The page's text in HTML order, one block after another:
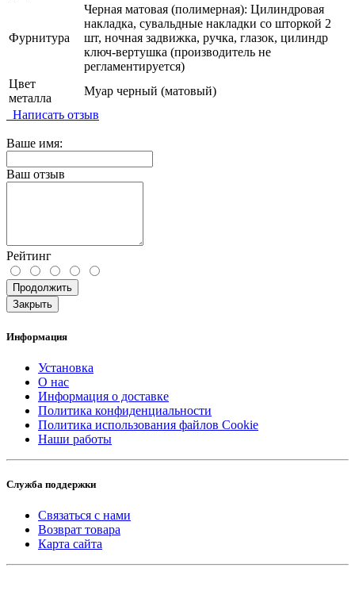
Фурнитура
Черная матовая (полимерная): Цилиндровая
накладка, сувальдные накладки со шторкой 2
шт, ночная задвижка, ручка, глазок, цилиндр
ключ-вертушка (производитель не
регламентируется)
Цвет
металла
Муар черный (матовый)
Написать отзыв
Ваше имя:
Ваш отзыв
Рейтинг
Продолжить
Закрыть
Информация
Установка
О нас
Информация о доставке
Политика конфиденциальности
Политика использования файлов Cookie
Наши работы
Служба поддержки
Связаться с нами
Возврат товара
Карта сайта